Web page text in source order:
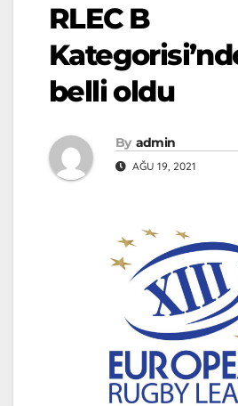
RLEC B
belli oldu
By admin
AĞU 19, 2021